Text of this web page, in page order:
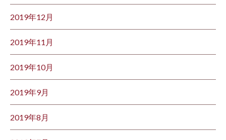
2019年12月
2019年11月
2019年10月
2019年9月
2019年8月